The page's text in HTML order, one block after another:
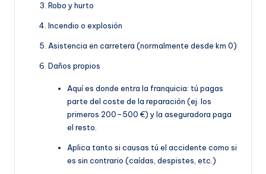
Robo y hurto
Incendio o explosión
Asistencia en carretera (normalmente desde km 0)
Daños propios
Aquí es donde entra la franquicia: tú pagas
parte del coste de la reparación (ej. los
primeros 200–500 €) y la aseguradora paga
el resto.
Aplica tanto si causas tú el accidente como si
es sin contrario (caídas, despistes, etc.)